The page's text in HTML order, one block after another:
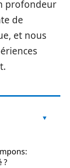
profondeur
de
et nous
?